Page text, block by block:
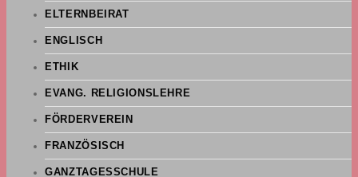
ELTERNBEIRAT
ENGLISCH
ETHIK
EVANG. RELIGIONSLEHRE
FÖRDERVEREIN
FRANZÖSISCH
GANZTAGESSCHULE